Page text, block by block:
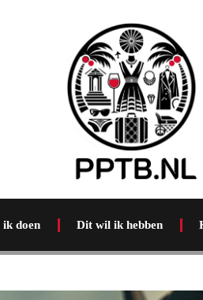
doen Dit wil ik hebben